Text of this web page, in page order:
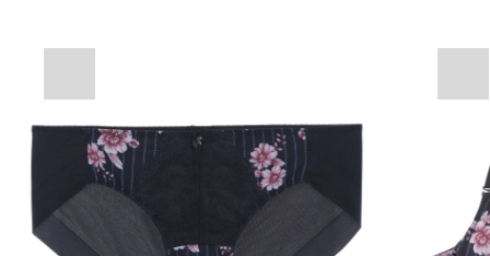
[썸머블프] 2만원 할인 쿠폰(8.1~31)